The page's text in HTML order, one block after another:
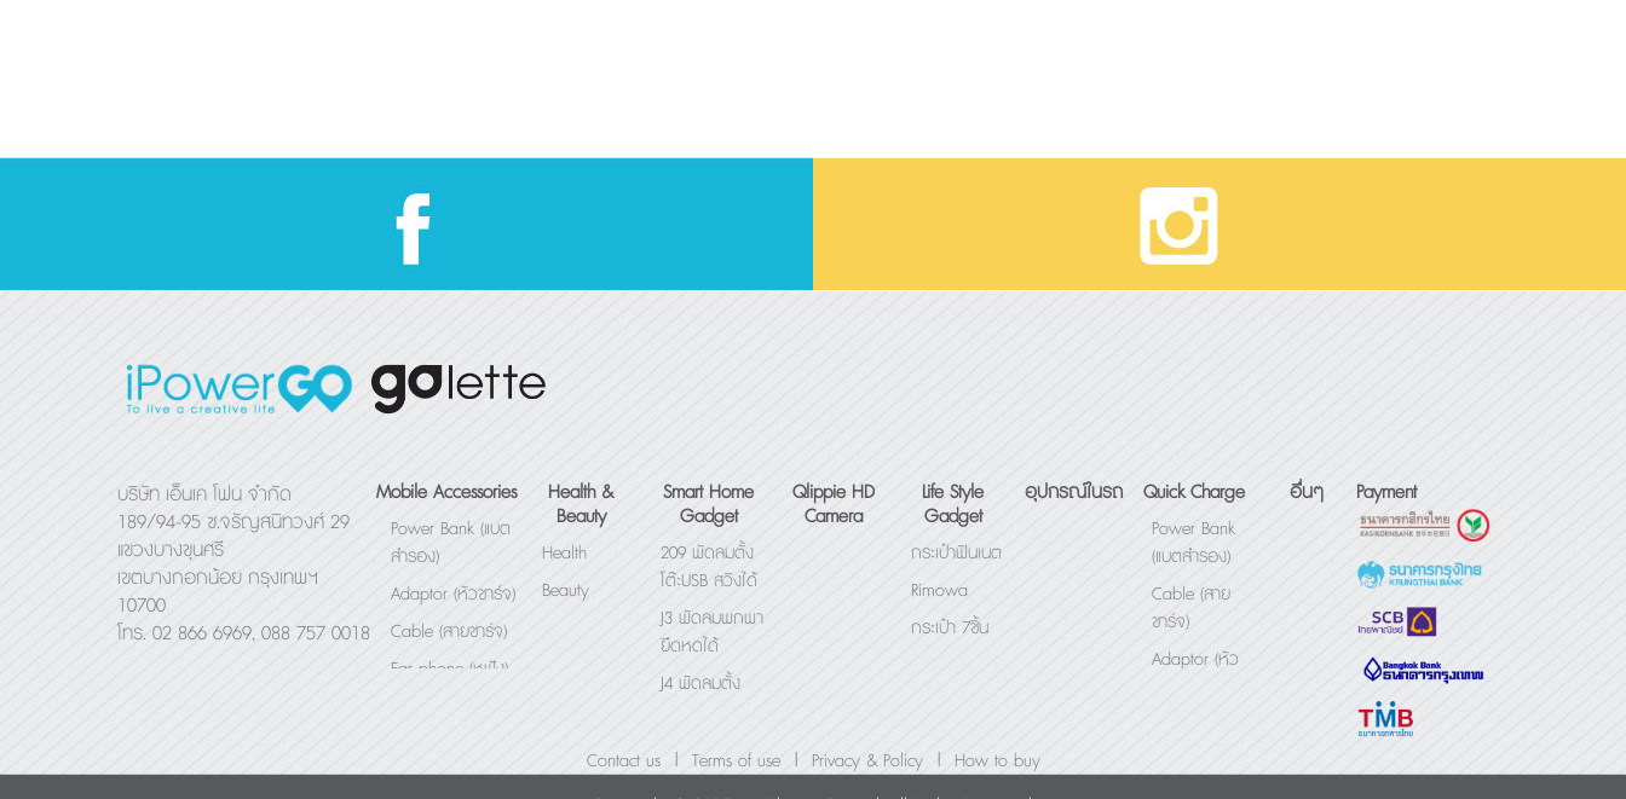
บริษัท เอ็นเค โฟน จำกัด
189/94-95 ซ.จรัญสนิทวงศ์ 29
แขวงบางขุนศรี
เขตบางกอกน้อย กรุงเทพฯ
10700
โทร. 02 866 6969, 088 757 0018
Mobile Accessories
Power Bank (แบต
สำรอง)
Adaptor (หัวชาร์จ)
Cable (สายชาร์จ)
Ear phone (หูฟัง)
Others (อื่นๆ)
Health &
Beauty
Health
Beauty
Smart Home
Gadget
209 พัดลมตั้ง
โต๊ะUSB สวิงได้
J3 พัดลมพกพา
ยืดหดได้
J4 พัดลมตั้ง
พัดลมพกพา
Mini Fairy Fan
Qlippie HD
Camera
Life Style
Gadget
กระเป๋าฟินเนต
Rimowa
กระเป๋า 7ชิ้น
อุปกรณ์ในรถ
Quick Charge
Power Bank
(แบตสำรอง)
Cable (สาย
ชาร์จ)
Adaptor (หัว
อื่นๆ Payment
Contact us | Terms of use | Privacy & Policy | How to buy